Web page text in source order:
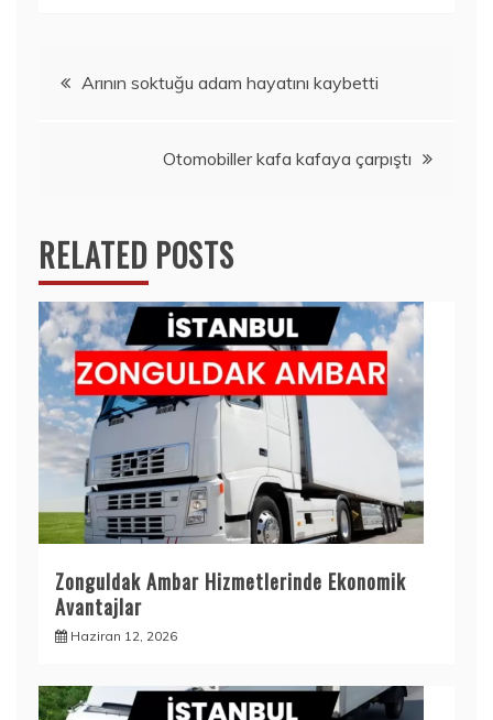
YazıArının soktuğu adam hayatını kaybetti
Otomobiller kafa kafaya çarpıştı
RELATED POSTS
Zonguldak Ambar Hizmetlerinde Ekonomik
Avantajlar
Haziran 12, 2026